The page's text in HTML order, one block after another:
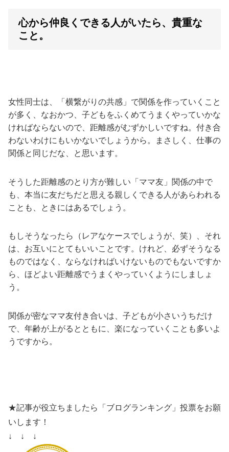
心から仲良くできる人がいたら、貴重な
こと。
女性同士は、「横繋がりの共感」で関係を作っていくこと
が多く、なおかつ、子どもをふくめてうまくやっていかな
ければならないので、距離感がむずかしいですね。付き合
わないわけにもいかないでしょうから。まさしく、仕事の
関係と同じだな、と思います。
そうした距離感のとり方が難しい「ママ友」関係の中で
も、本当に友だちだと思える親しくできる人があらわれる
ことも、ときにはあるでしょう。
もしそうなったら（レアなケースでしょうが、笑）、それ
は、お互いにとてもいいことです。けれど、必ずそうなる
ものではなく、ならなければいけないものでもないですか
ら、ほどよい距離感でうまくやっていくようにしましょ
う。
関係が密なママ友付き合いは、子どもが小さいうちだけ
で、年齢が上がるとともに、楽になっていくことも多いよ
うですから。
★記事が役立ちましたら「ブログランキング」投票をお願
いします！
↓ ↓ ↓